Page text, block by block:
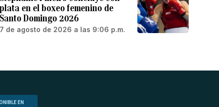
plata en el boxeo femenino de
Santo Domingo 2026
7 de agosto de 2026 a las 9:06 p.m.
EN